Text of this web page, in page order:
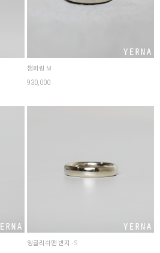
챔퍼링 M
930,000
잉글리쉬맨 반지 - S